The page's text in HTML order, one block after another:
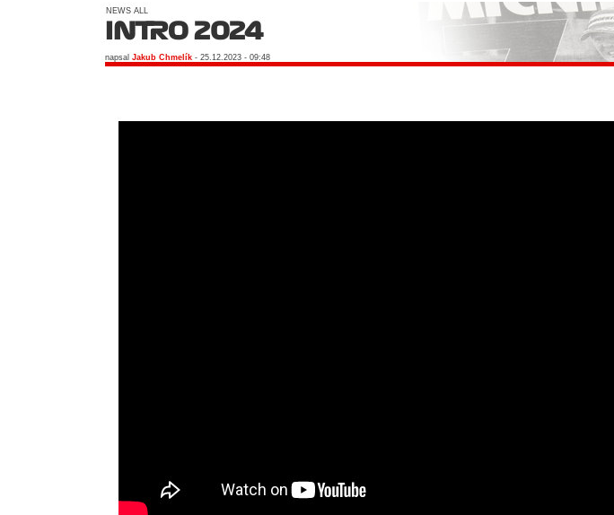
NEWS ALL
INTRO 2024
napsal Jakub Chmelík - 25.12.2023 - 09:48